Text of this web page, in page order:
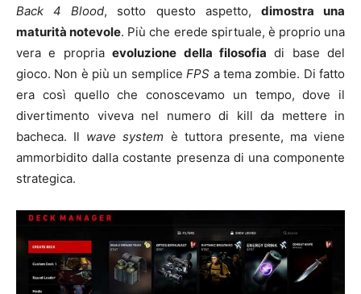
Back 4 Blood, sotto questo aspetto, dimostra una
maturità notevole. Più che erede spirtuale, è proprio una
vera e propriaevoluzione della filosofia di base del
gioco. Non è più un sempliceFPS a tema zombie. Di fatto
era così quello che conoscevamo un tempo, dove il
divertimento viveva nel numero di kill da mettere in
bacheca. Il wave system è tuttora presente, ma viene
ammorbidito dalla costante presenza di una componente
strategica.